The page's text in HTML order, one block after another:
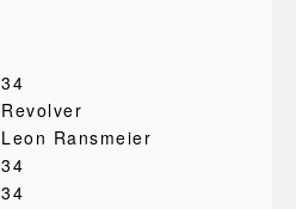
34
Revolver
Leon Ransmeier
34
34